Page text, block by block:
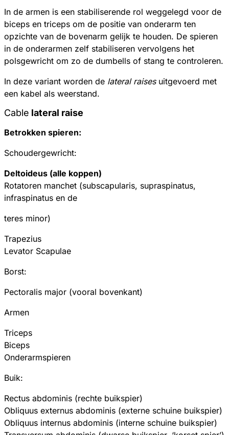
In de armen is een stabiliserende rol weggelegd voor de
biceps en triceps om de positie van onderarm ten
opzichte van de bovenarm gelijk te houden. De spieren
in de onderarmen zelf stabiliseren vervolgens het
polsgewricht om zo de dumbells of stang te controleren.
In deze variant worden de lateral raises uitgevoerd met
een kabel als weerstand.
Cable lateral raise
Betrokken spieren:
Schoudergewricht:
Deltoideus (alle koppen)
Rotatoren manchet (subscapularis, supraspinatus,
infraspinatus en de
teres minor)
Trapezius
Levator Scapulae
Borst:
Pectoralis major (vooral bovenkant)
Armen
Triceps
Biceps
Onderarmspieren
Buik:
Rectus abdominis (rechte buikspier)
Obliquus externus abdominis (externe schuine buikspier)
Obliquus internus abdominis (interne schuine buikspier)